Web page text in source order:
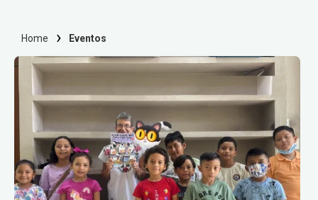
Home Eventos